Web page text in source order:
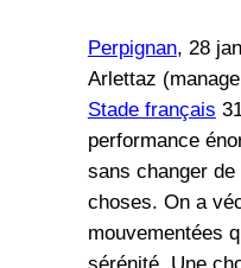
Perpignan, 28
Arlettaz
Stade français
performance
sans changer
choses. On a
mouvementées
sérénité. Une